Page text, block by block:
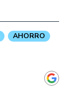
AHORRO